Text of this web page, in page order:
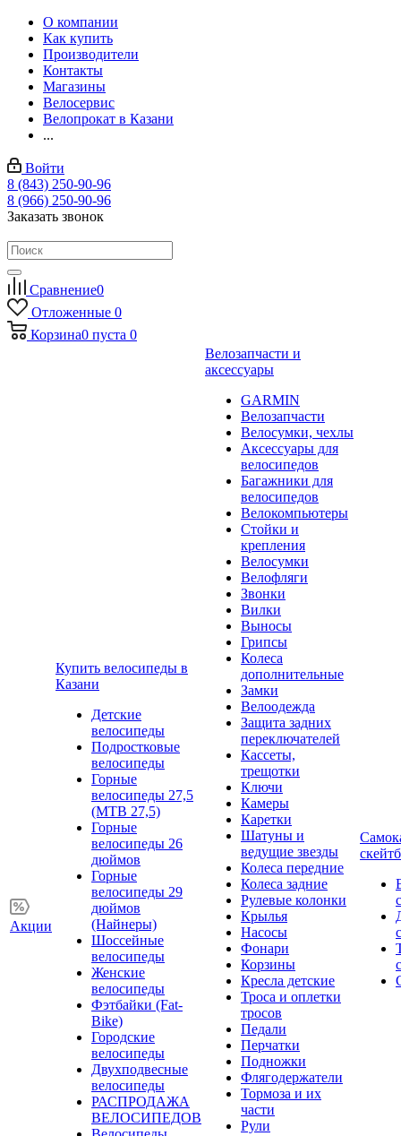
О компании
Как купить
Производители
Контакты
Магазины
Велосервис
Велопрокат в Казани
...
Войти
8 (843) 250-90-96
8 (966) 250-90-96
Заказать звонок
Сравнение0
Отложенные 0
Корзина0 пуста 0
Акции
Купить велосипеды в
Казани
Детские
велосипеды
Подростковые
велосипеды
Горные
велосипеды 27,5
(MTB 27,5)
Горные
велосипеды 26
дюймов
Горные
велосипеды 29
дюймов
(Найнеры)
Шоссейные
велосипеды
Женские
велосипеды
Фэтбайки (Fat-
Bike)
Городские
велосипеды
Двухподвесные
велосипеды
РАСПРОДАЖА
ВЕЛОСИПЕДОВ
Велозапчасти и
аксессуары
GARMIN
Велозапчасти
Велосумки, чехлы
Аксессуары для
велосипедов
Багажники для
велосипедов
Велокомпьютеры
Стойки и
крепления
Велосумки
Велофляги
Звонки
Вилки
Выносы
Грипсы
Колеса
дополнительные
Замки
Велоодежда
Защита задних
переключателей
Кассеты,
трещотки
Ключи
Камеры
Каретки
Шатуны и
ведущие звезды
Колеса передние
Колеса задние
Рулевые колонки
Крылья
Насосы
Фонари
Корзины
Кресла детские
Троса и оплетки
тросов
Педали
Перчатки
Подножки
Флягодержатели
Тормоза и их
части
Рули